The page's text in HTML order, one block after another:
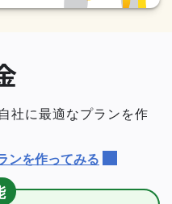
自社に最適なプランを作
ンを作ってみる